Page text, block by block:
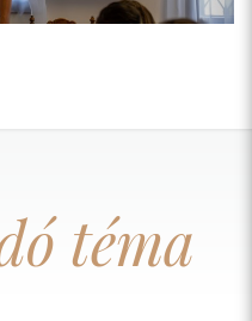
téma